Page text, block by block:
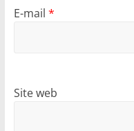
E-mail *
Site web